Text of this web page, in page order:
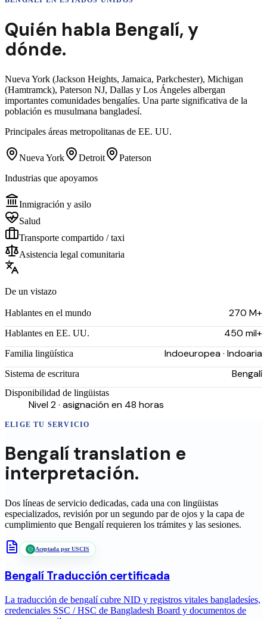
Quién habla Bengalí, y
dónde.
Nueva York (Jackson Heights, Jamaica, Parkchester), Michigan
(Hamtramck), Paterson NJ, Dallas y Los Ángeles albergan
importantes comunidades bengalíes. Una parte significativa de la
población es musulmana bangladesí.
Principales áreas metropolitanas de EE. UU.
Nueva York Detroit
Paterson
Industrias que apoyamos
Inmigración y asilo
Salud
Transporte compartido / taxi
Asistencia legal comunitaria
De un vistazo
Hablantes en el mundo 270 M+
Hablantes en EE. UU. 450 mil+
Familia lingüística Indoeuropea · Indoaria
Sistema de escritura Bengalí
Disponibilidad de lingüistas
Nivel 2 · asignación en 48 horas
ELIGE TU SERVICIO
Bengalí translation e
interpretación.
Dos líneas de servicio dedicadas, cada una con lingüistas
especializados, revisión por un segundo par de ojos y la capa de
cumplimiento que Bengalírequieren los trámites y las sesiones.
Aceptada por USCIS
Bengalí Traducción certificada
La traducción de bengalí cubre NID y registros vitales bangladesíes,
credenciales SSC / HSC de Bangladesh Board y documentos de